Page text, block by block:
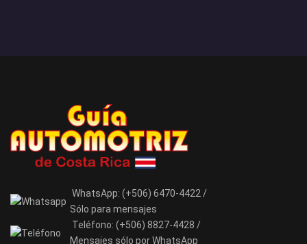
WhatsApp: (+506) 6470-4422 /
Sólo para mensajes
Teléfono: (+506) 8827-4428 /
Mensajes sólo por WhatsApp